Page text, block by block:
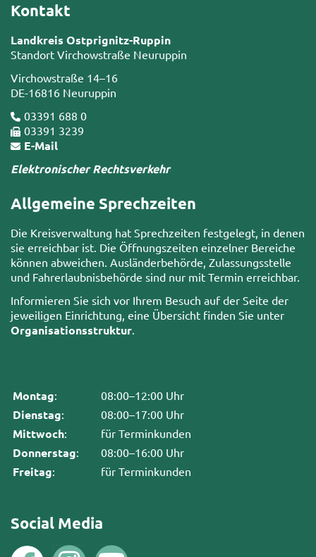
Kontakt
Landkreis Ostprignitz-Ruppin
Standort Virchowstraße Neuruppin
Virchowstraße 14–16
DE-16816 Neuruppin
03391 688 0
03391 3239
E-Mail
Elektronischer Rechtsverkehr
Allgemeine Sprechzeiten
Die Kreisverwaltung hat Sprechzeiten festgelegt, in denen
sie erreichbar ist. Die Öffnungszeiten einzelner Bereiche
können abweichen. Ausländerbehörde, Zulassungsstelle
und Fahrerlaubnisbehörde sind nur mit Termin erreichbar.
Informieren Sie sich vor Ihrem Besuch auf der Seite der
jeweiligen Einrichtung, eine Übersicht finden Sie unter
Organisationsstruktur
Montag: 08:00–12:00 Uhr
Dienstag: 08:00–17:00 Uhr
Mittwoch: für Terminkunden
Donnerstag: 08:00–16:00 Uhr
Freitag: für Terminkunden
Social Media